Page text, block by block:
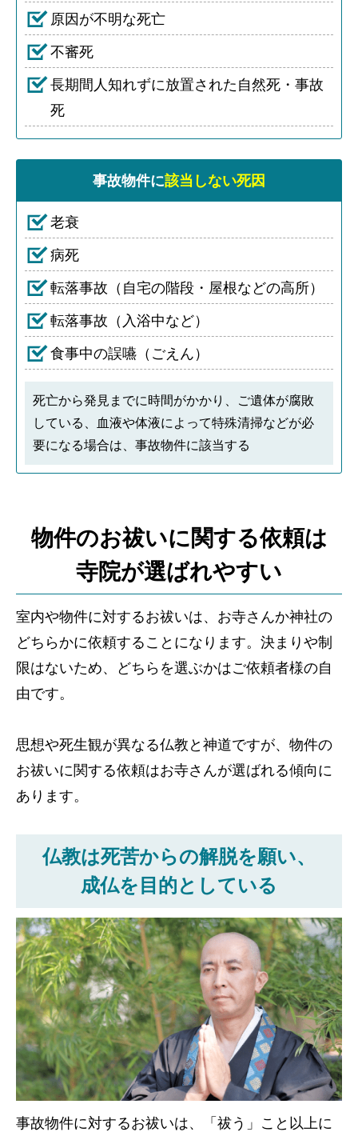
原因が不明な死亡
不審死
長期間人知れずに放置された自然死・事故
死
事故物件に該当しない死因
老衰
病死
転落事故（自宅の階段・屋根などの高所）
転落事故（入浴中など）
食事中の誤嚥（ごえん）
死亡から発見までに時間がかかり、ご遺体が腐敗
している、血液や体液によって特殊清掃などが必
要になる場合は、事故物件に該当する
物件のお祓いに関する依頼は
寺院が選ばれやすい
室内や物件に対するお祓いは、お寺さんか神社の
どちらかに依頼することになります。決まりや制
限はないため、どちらを選ぶかはご依頼者様の自
由です。
思想や死生観が異なる仏教と神道ですが、物件の
お祓いに関する依頼はお寺さんが選ばれる傾向に
あります。
仏教は死苦からの解脱を願い、
成仏を目的としている
事故物件に対するお祓いは、「祓う」こと以上に